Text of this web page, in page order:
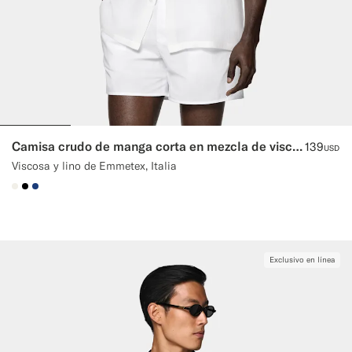
Camisa crudo de manga corta en mezcla de viscosa y lino
Viscosa y lino de Emmetex, Italia
139USD
#F1EFE8
#000000
#1C3D7A
Exclusivo en línea